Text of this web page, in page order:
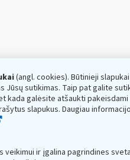
(angl. cookies). Būtinieji
Jūsų sutikimas. Taip pat galite
kada galėsite atšaukti
slapukus. Daugiau
veikimui ir įgalina pagrindines